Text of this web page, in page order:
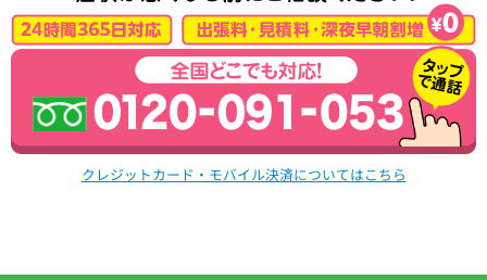
クレジットカード・モバイル決済についてはこちら